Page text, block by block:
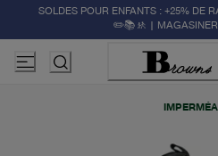
SOLDES POUR ENFANTS : +25% DE
✏️📚🚸 | MAGASINER